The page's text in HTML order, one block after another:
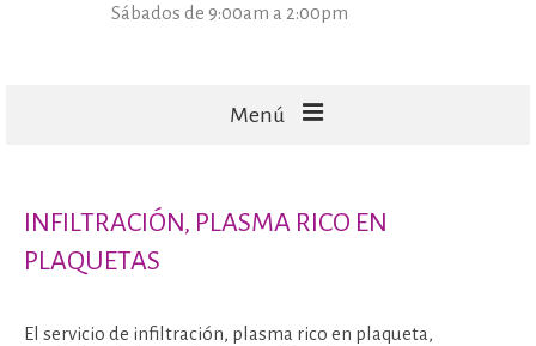
Sábados de 9:00am a 2:00pm
Menú
CORPORALES
TECNOLOGÍA
INFILTRACIÓN, PLASMA RICO EN
PLAQUETAS
El servicio de infiltración, plasma rico en plaqueta,